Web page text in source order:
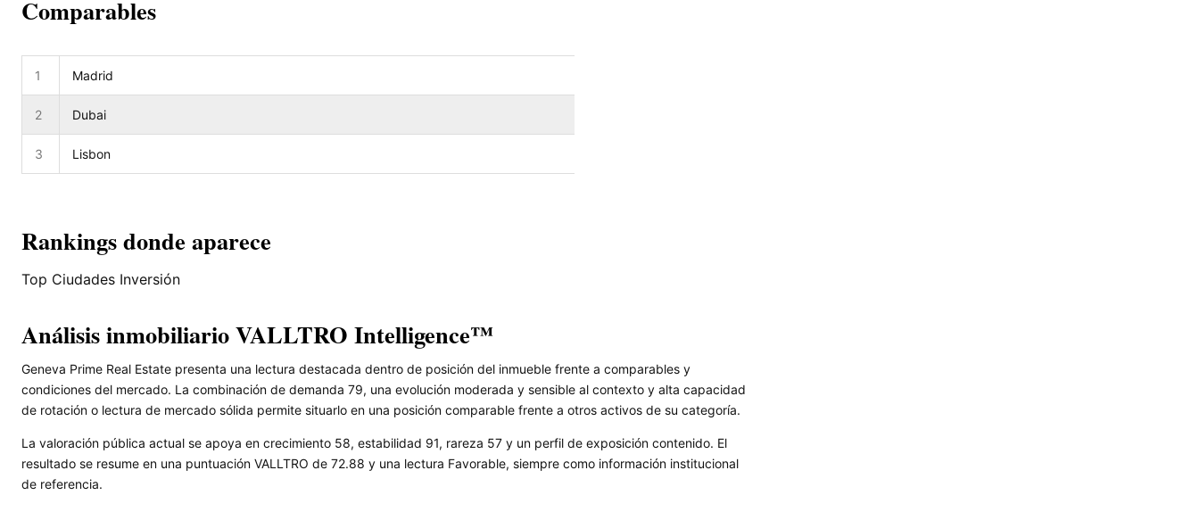
Comparables
1 Madrid
2 Dubai
3 Lisbon
Rankings donde aparece
Top Ciudades Inversión
Análisis inmobiliario VALLTRO Intelligence™
Geneva Prime Real Estate presenta una lectura destacada dentro de posición del inmueble frente a comparables y
condiciones del mercado. La combinación de demanda 79, una evolución moderada y sensible al contexto y alta capacidad
de rotación o lectura de mercado sólida permite situarlo en una posición comparable frente a otros activos de su categoría.
La valoración pública actual se apoya en crecimiento 58, estabilidad 91, rareza 57 y un perfil de exposición contenido. El
resultado se resume en una puntuación VALLTRO de 72.88 y una lectura Favorable, siempre como información institucional
de referencia.